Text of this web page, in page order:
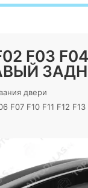
F03
двери
F07 F10 F11 F12